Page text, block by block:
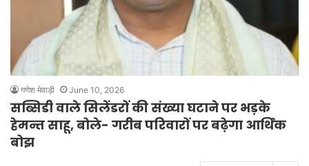
गणेश मेवाड़ी June 10, 2026
सब्सिडी वाले सिलेंडरों की संख्या घटाने पर भड़के
हेमन्त साहू, बोले- गरीब परिवारों पर बढ़ेगा आर्थिक
बोझ